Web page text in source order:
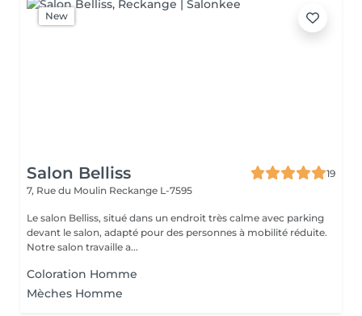
New
Salon Belliss
19
7, Rue du Moulin Reckange L-7595
Le salon Belliss, situé dans un endroit très calme avec parking
devant le salon, adapté pour des personnes à mobilité réduite.
Notre salon travaille a...
Coloration Homme
Mèches Homme